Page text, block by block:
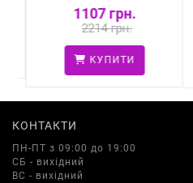
1107 грн.
2214 грн.
КУПИТИ
КОНТАКТИ
ПН-ПТ з 09:00 до 19:00
СБ - вихідний
ВС - вихідний